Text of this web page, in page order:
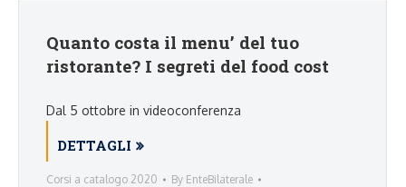
Quanto costa il menu’ del tuo
ristorante? I segreti del food cost
Dal 5 ottobre in videoconferenza
DETTAGLI
Corsi a catalogo 2020 By EnteBilaterale